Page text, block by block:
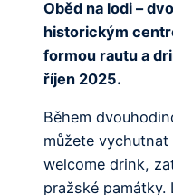
Oběd na lodi –
historickým
formou rautu a
říjen 2025.
Během
můžete
welcome drink,
pražské památky.